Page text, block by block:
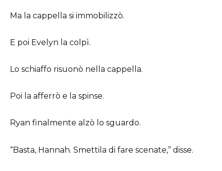
Ma la cappella si immobilizzò.
E poi Evelyn la colpì.
Lo schiaffo risuonò nella cappella.
Poi la afferrò e la spinse.
Ryan finalmente alzò lo sguardo.
“Basta, Hannah. Smettila di fare scenate,” disse.